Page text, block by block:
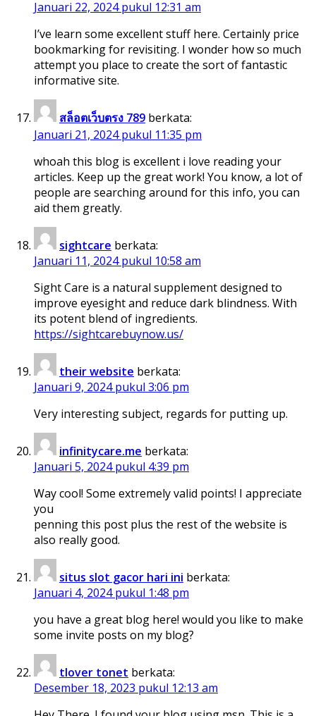
Januari 22, 2024 pukul 12:31 am
I’ve learn some excellent stuff here. Certainly price
bookmarking for revisiting. I wonder how so much
attempt you place to create the sort of fantastic
informative site.
สล็อตเว็บตรง 789 berkata:
Januari 21, 2024 pukul 11:35 pm
whoah this blog is excellent i love reading your
articles. Keep up the great work! You know, a lot of
people are searching around for this info, you can
aid them greatly.
sightcare berkata:
Januari 11, 2024 pukul 10:58 am
Sight Care is a natural supplement designed to
improve eyesight and reduce dark blindness. With
its potent blend of ingredients.
https://sightcarebuynow.us/
their website berkata:
Januari 9, 2024 pukul 3:06 pm
Very interesting subject, regards for putting up.
infinitycare.me berkata:
Januari 5, 2024 pukul 4:39 pm
Way cool! Some extremely valid points! I appreciate
you
penning this post plus the rest of the website is
also really good.
situs slot gacor hari ini berkata:
Januari 4, 2024 pukul 1:48 pm
you have a great blog here! would you like to make
some invite posts on my blog?
tlover tonet berkata:
Desember 18, 2023 pukul 12:13 am